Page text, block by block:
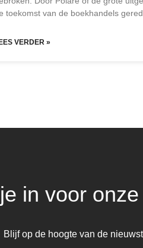
toekomst van de boekhandels
VERDER »
in voor
Blijf op de hoogte van de